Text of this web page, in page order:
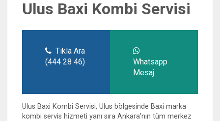
Ulus Baxi Kombi Servisi
Tıkla Ara
(444 28 46)
Whatsapp
Mesaj
Ulus Baxi Kombi Servisi, Ulus bölgesinde Baxi marka
kombi servis hizmeti yanı sıra Ankara'nın tüm merkez